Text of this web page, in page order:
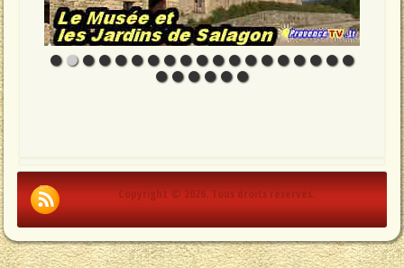
Copyright © 2026. Tous droits réservés.
.